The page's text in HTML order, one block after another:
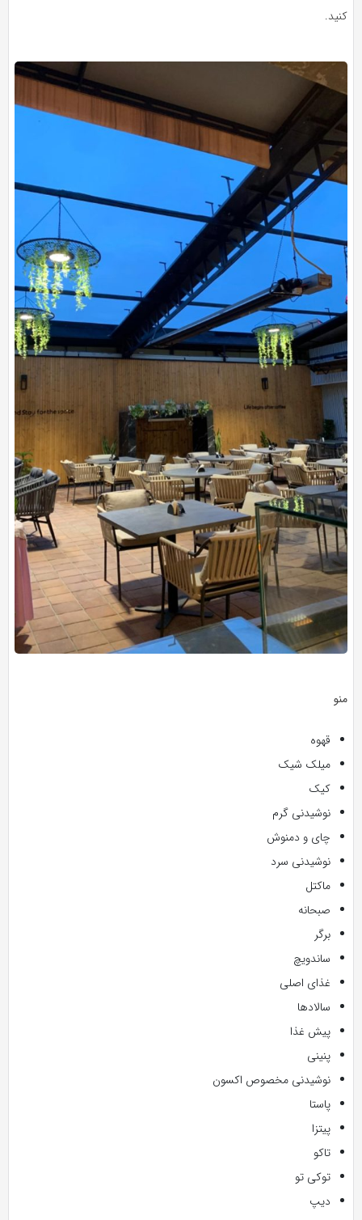
کنید.
منو
قهوه
میلک شیک
کیک
نوشیدنی گرم
چای و دمنوش
نوشیدنی سرد
ماکتل
صبحانه
برگر
ساندویچ
غذای اصلی
سالادها
پیش غذا
پنینی
نوشیدنی مخصوص اکسون
پاستا
پیتزا
تاکو
توکی تو
دیپ